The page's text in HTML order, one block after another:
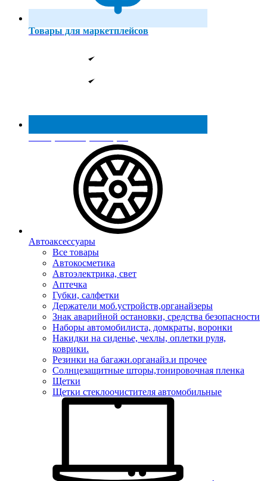
Товары для маркетплейсов
Реестр МинПромТорга
Автоаксессуары
Все товары
Автокосметика
Автоэлектрика, свет
Аптечка
Губки, салфетки
Держатели моб.устройств,органайзеры
Знак аварийной остановки, средства безопасности
Наборы автомобилиста, домкраты, воронки
Накидки на сиденье, чехлы, оплетки руля,
коврики.
Резинки на багажн.органайз.и прочее
Солнцезащитные шторы,тонировочная пленка
Щетки
Щетки стеклоочистителя автомобильные